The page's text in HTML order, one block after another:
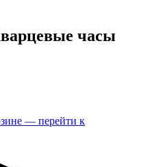
часы
— перейти к